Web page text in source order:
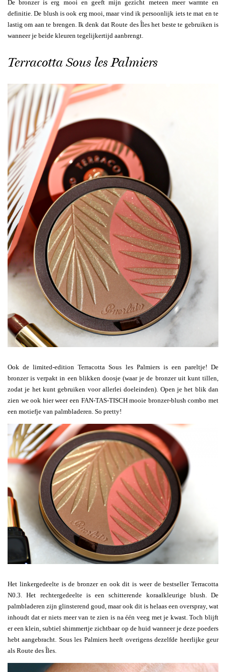
De bronzer is erg mooi en geeft mijn gezicht meteen meer warmte en
definitie. De blush is ook erg mooi, maar vind ik persoonlijk iets te mat en te
lastig om aan te brengen. Ik denk dat Route des Îles het beste te gebruiken is
wanneer je beide kleuren tegelijkertijd aanbrengt.
Terracotta Sous les Palmiers
Ook de limited-edition Terracotta Sous les Palmiers is een pareltje! De
bronzer is verpakt in een blikken doosje (waar je de bronzer uit kunt tillen,
zodat je het kunt gebruiken voor allerlei doeleinden). Open je het blik dan
zien we ook hier weer een FAN-TAS-TISCH mooie bronzer-blush combo met
een motiefje van palmbladeren. So pretty!
Het linkergedeelte is de bronzer en ook dit is weer de bestseller Terracotta
N0.3. Het rechtergedeelte is een schitterende koraalkleurige blush. De
palmbladeren zijn glinsterend goud, maar ook dit is helaas een overspray, wat
inhoudt dat er niets meer van te zien is na één veeg met je kwast. Toch blijft
er een klein, subtiel shimmertje zichtbaar op de huid wanneer je deze poeders
hebt aangebracht. Sous les Palmiers heeft overigens dezelfde heerlijke geur
als Route des Îles.